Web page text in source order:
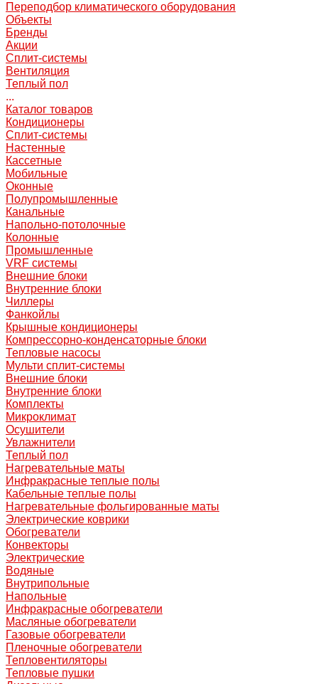
Переподбор климатического оборудования
Объекты
Бренды
Акции
Сплит-системы
Вентиляция
Теплый пол
...
Каталог товаров
Кондиционеры
Сплит-системы
Настенные
Кассетные
Мобильные
Оконные
Полупромышленные
Канальные
Напольно-потолочные
Колонные
Промышленные
VRF системы
Внешние блоки
Внутренние блоки
Чиллеры
Фанкойлы
Крышные кондиционеры
Компрессорно-конденсаторные блоки
Тепловые насосы
Мульти сплит-системы
Внешние блоки
Внутренние блоки
Комплекты
Микроклимат
Осушители
Увлажнители
Теплый пол
Нагревательные маты
Инфракрасные теплые полы
Кабельные теплые полы
Нагревательные фольгированные маты
Электрические коврики
Обогреватели
Конвекторы
Электрические
Водяные
Внутрипольные
Напольные
Инфракрасные обогреватели
Масляные обогреватели
Газовые обогреватели
Пленочные обогреватели
Тепловентиляторы
Тепловые пушки